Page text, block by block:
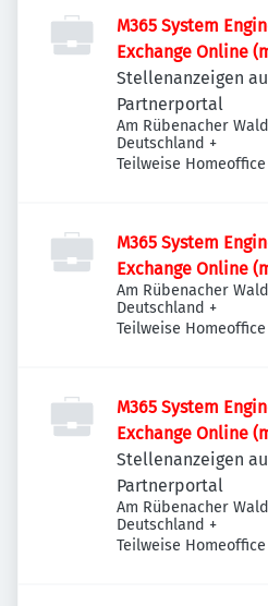
M365 System
Exchange Online
Stellenanzeigen
Partnerportal
Am Rübenacher
Deutschland +
Teilweise Homeoffice
M365 System
Exchange Online
Am Rübenacher
Deutschland +
Teilweise Homeoffice
M365 System
Exchange Online
Stellenanzeigen
Partnerportal
Am Rübenacher
Deutschland +
Teilweise Homeoffice